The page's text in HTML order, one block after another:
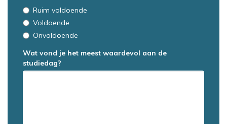
Ruim voldoende
Voldoende
Onvoldoende
Wat vond je het meest waardevol aan de
studiedag?